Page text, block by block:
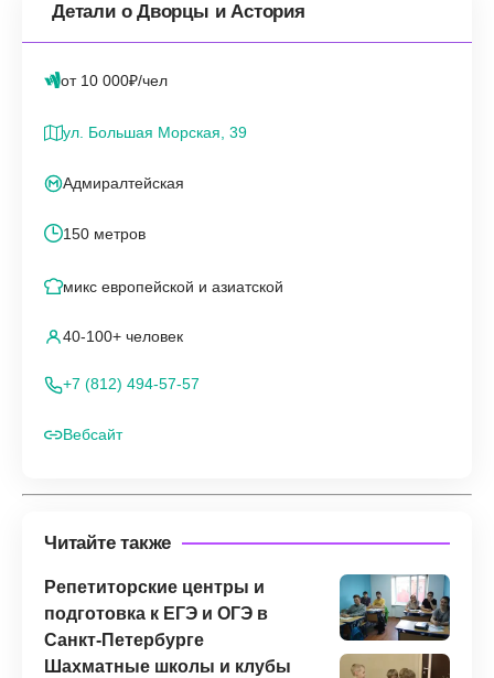
Детали о Дворцы и Астория
от 10 000₽/чел
ул. Большая Морская, 39
Адмиралтейская
150 метров
микс европейской и азиатской
40-100+ человек
+7 (812) 494-57-57
Вебсайт
Читайте также
Репетиторские центры и
подготовка к ЕГЭ и ОГЭ в
Санкт-Петербурге
Шахматные школы и клубы